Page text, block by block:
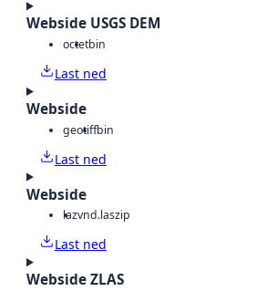
Webside USGS DEM
octetbin
Last ned
Webside
geotiffbin
Last ned
Webside
lazvnd.laszip
Last ned
Webside ZLAS